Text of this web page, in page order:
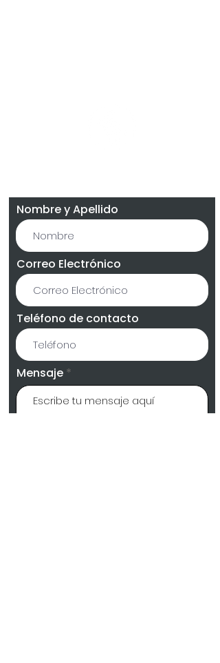
Nombre y Apellido
Correo Electrónico
Teléfono de contacto
Mensaje